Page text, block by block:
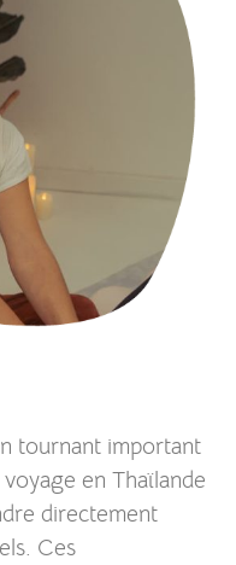
tournant important
en Thaïlande
directement
Ces